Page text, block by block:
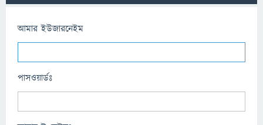
আমার ইউজারনেইম
পাসওয়ার্ডঃ